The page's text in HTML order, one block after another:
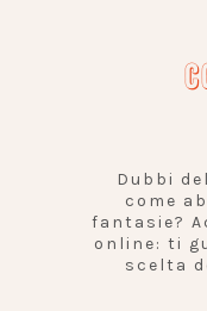
Dubbi
come
fantasie?
online: ti
scelta